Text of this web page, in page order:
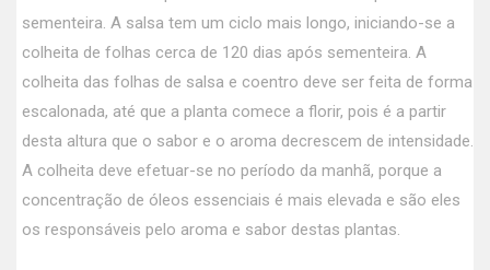
sementeira. A salsa tem um ciclo mais longo, iniciando-se a
colheita de folhas cerca de 120 dias após sementeira. A
colheita das folhas de salsa e coentro deve ser feita de forma
escalonada, até que a planta comece a florir, pois é a partir
desta altura que o sabor e o aroma decrescem de intensidade.
A colheita deve efetuar-se no período da manhã, porque a
concentração de óleos essenciais é mais elevada e são eles
os responsáveis pelo aroma e sabor destas plantas.